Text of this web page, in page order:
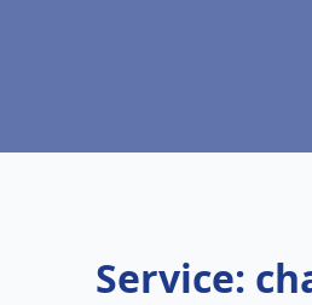
Service: